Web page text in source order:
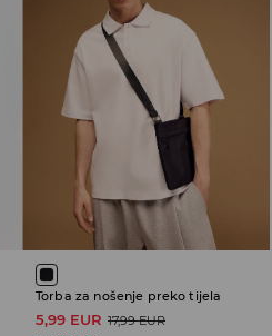
Torba za nošenje preko tijela
5,99 EUR 17,99 EUR